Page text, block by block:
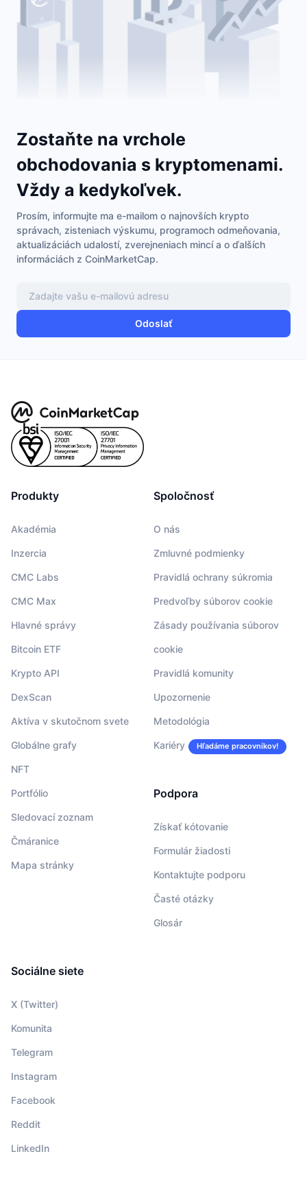
Zostaňte na vrchole
obchodovania s kryptomenami.
Vždy a kedykoľvek.
Prosím, informujte ma e-mailom o najnovších krypto
správach, zisteniach výskumu, programoch odmeňovania,
aktualizáciách udalostí, zverejneniach mincí a o ďalších
informáciách z CoinMarketCap.
Odoslať
Produkty
Akadémia
Inzercia
CMC Labs
CMC Max
Hlavné správy
Bitcoin ETF
Krypto API
DexScan
Aktíva v skutočnom svete
Globálne grafy
NFT
Portfólio
Sledovací zoznam
Čmáranice
Mapa stránky
Spoločnosť
O nás
Zmluvné podmienky
Pravidlá ochrany súkromia
Predvoľby súborov cookie
Zásady používania súborov
cookie
Pravidlá komunity
Upozornenie
Metodológia
Kariéry Hľadáme pracovníkov!
Podpora
Získať kótovanie
Formulár žiadosti
Kontaktujte podporu
Časté otázky
Glosár
Sociálne siete
X (Twitter)
Komunita
Telegram
Instagram
Facebook
Reddit
LinkedIn